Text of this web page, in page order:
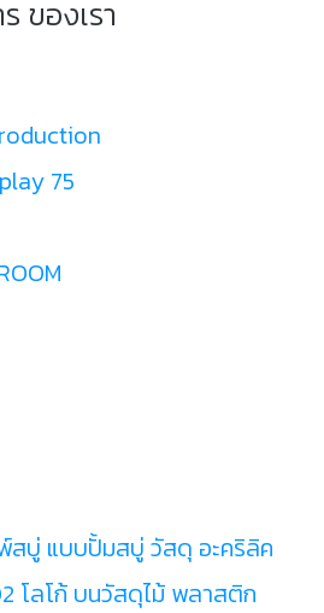
ของเรา
75
บู่ แบบปั้มสบู่ วัสดุ อะคริลิค
โลโก้ บนวัสดุไม้ พลาสติก